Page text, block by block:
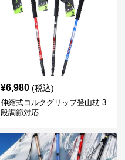
¥6,980 (税込)
伸縮式コルクグリップ登山杖 3
段調節対応